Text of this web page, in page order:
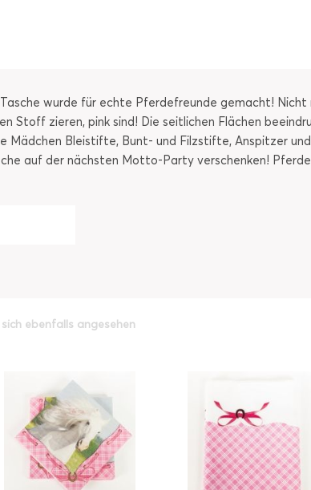
wurde für echte Pferdefreunde gemacht! Nicht
Stoff zieren, pink sind! Die seitlichen Flächen
Bleistifte, Bunt- und Filzstifte, Anspitzer
auf der nächsten Motto-Party verschenken!
ebenfalls angesehen